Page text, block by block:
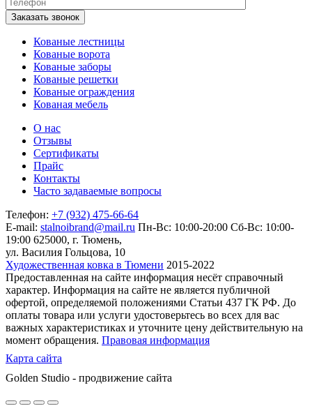
Кованые лестницы
Кованые ворота
Кованые заборы
Кованые решетки
Кованые ограждения
Кованая мебель
О нас
Отзывы
Сертификаты
Прайс
Контакты
Часто задаваемые вопросы
Телефон: +7 (932) 475-66-64
E-mail: stalnoibrand@mail.ru Пн-Вс: 10:00-20:00 Сб-Вс: 10:00-
19:00 625000, г. Тюмень,
ул. Василия Гольцова, 10
Художественная ковка в Тюмени 2015-2022
Предоставленная на сайте информация несёт справочный
характер. Информация на сайте не является публичной
офертой, определяемой положениями Статьи 437 ГК РФ. До
оплаты товара или услуги удостоверьтесь во всех для вас
важных характеристиках и уточните цену действительную на
момент обращения. Правовая информация
Карта сайта
Golden Studio - продвижение сайта